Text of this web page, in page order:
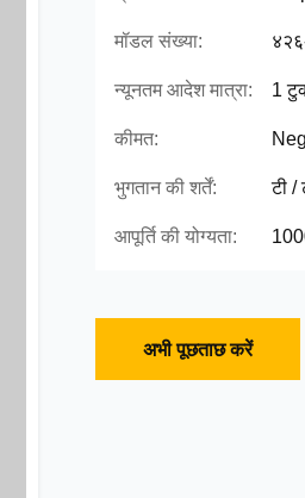
मॉडल संख्या:
न्यूनतम आदेश मात्रा: 1
कीमत:
भुगतान की शर्तें: टी /
आपूर्ति की योग्यता:
अभी पूछताछ करें